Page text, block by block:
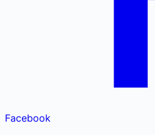
Facebook